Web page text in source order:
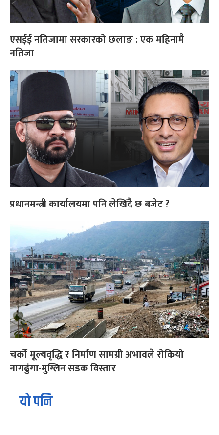
एसईई नतिजामा सरकारको छलाङ : एक महिनामै
नतिजा
प्रधानमन्त्री कार्यालयमा पनि लेखिँदै छ बजेट ?
चर्को मूल्यवृद्धि र निर्माण सामग्री अभावले रोकियो
नागढुंगा-मुग्लिन सडक विस्तार
यो पनि